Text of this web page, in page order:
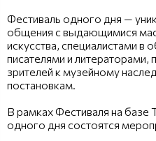
Фестиваль одного дня —
общения с выдающимися
искусства, специалистами в
писателями и
зрителей к музейному
постановкам.
В рамках Фестиваля на базе
одного дня состоятся